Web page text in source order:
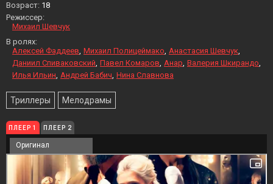
Возраст: 18
Режиссер:
Михаил Шевчук
В ролях:
Алексей Фаддеев Михаил Полицеймако Анастасия Шевчук
Даниил Спиваковский Павел Комаров Анар Валерия Шкирандо
Илья Ильин Андрей Бабич Нина Славнова
Триллеры Мелодрамы
ПЛЕЕР 1 ПЛЕЕР 2
Оригинал